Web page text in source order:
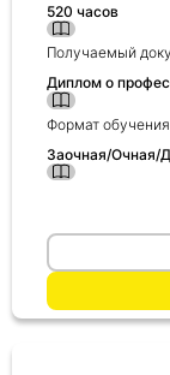
520 часов
Получаемый
Диплом о
Формат
Заочная/Очная/